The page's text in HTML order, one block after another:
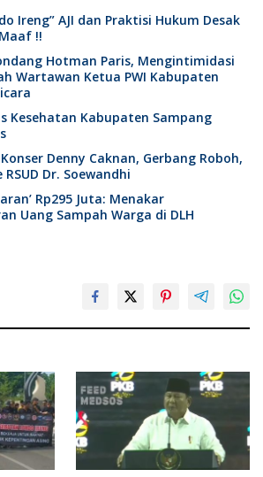
Ireng” AJI dan Praktisi Hukum Desak
!!
Hotman Paris, Mengintimidasi
Wartawan Ketua PWI Kabupaten
Kesehatan Kabupaten Sampang
Denny Caknan, Gerbang Roboh,
Dr. Soewandhi
Rp295 Juta: Menakar
Uang Sampah Warga di DLH